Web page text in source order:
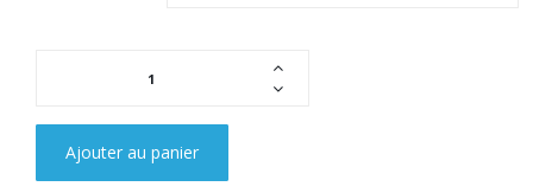
Ajouter au panier